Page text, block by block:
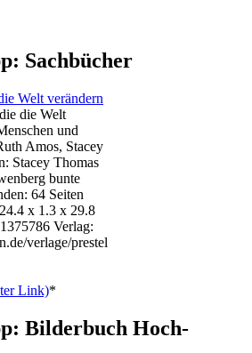
Sachbücher
die Welt
und
Amos, Stacey
Stacey Thomas
bunte
64 Seiten
x 1.3 x 29.8
Verlag:
verlage/prestel
Link)*
Bilderbuch Hoch-